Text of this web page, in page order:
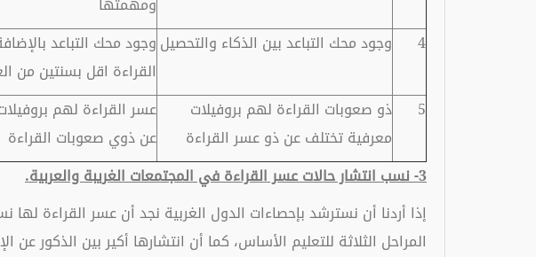
4
وجود محك التباعد بين الذكاء والتحصيلوجود محك التباعد
القراءة اقل بسنتين من
5
ذو صعوبات القراءة لهم بروفيلات
معرفية تختلف عن ذو عسر القراءة
عسر القراءة لهم
عن ذوي صعوبات القراءة
3- نسب انتشار حالات عسر القراءة في المجتمعات الغريبة والعربية.
المراحل الثلاثة للتعليم الأساس، كما أن انتشارها أكير بين الذكور عن الإناث بنسبة (8:1) وهذا يعني زيادة الذكور